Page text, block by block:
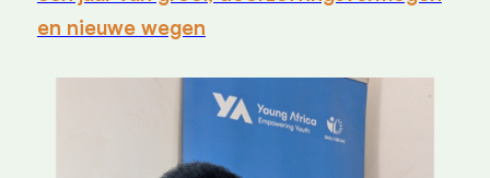
en nieuwe wegen